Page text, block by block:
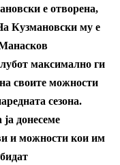
е отворена,
Кузмановски му е
максимално ги
своите можности
сезона.
донесеме
и можности кои им